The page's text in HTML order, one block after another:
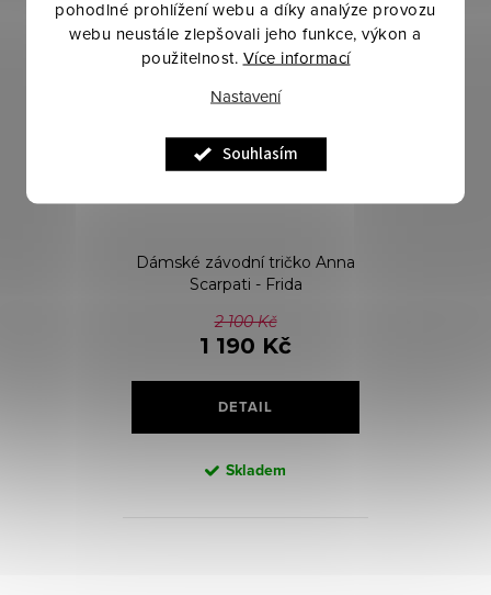
pohodlné prohlížení webu a díky analýze provozu
webu neustále zlepšovali jeho funkce, výkon a
použitelnost. Více informací
Nastavení
Souhlasím
Dámské závodní tričko Anna
Scarpati - Frida
2 100 Kč
1 190 Kč
DETAIL
Skladem